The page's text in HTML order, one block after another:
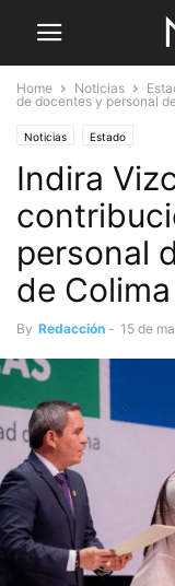
Home Noticias
de docentes y personal
Noticias Estado
Indira
personal
de Colima
By Redacción - 15 de